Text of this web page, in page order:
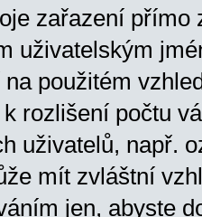
zařazení přímo
uživatelským
použitém
rozlišení počtu
uživatelů, např.
mít zvláštní
jen, abyste